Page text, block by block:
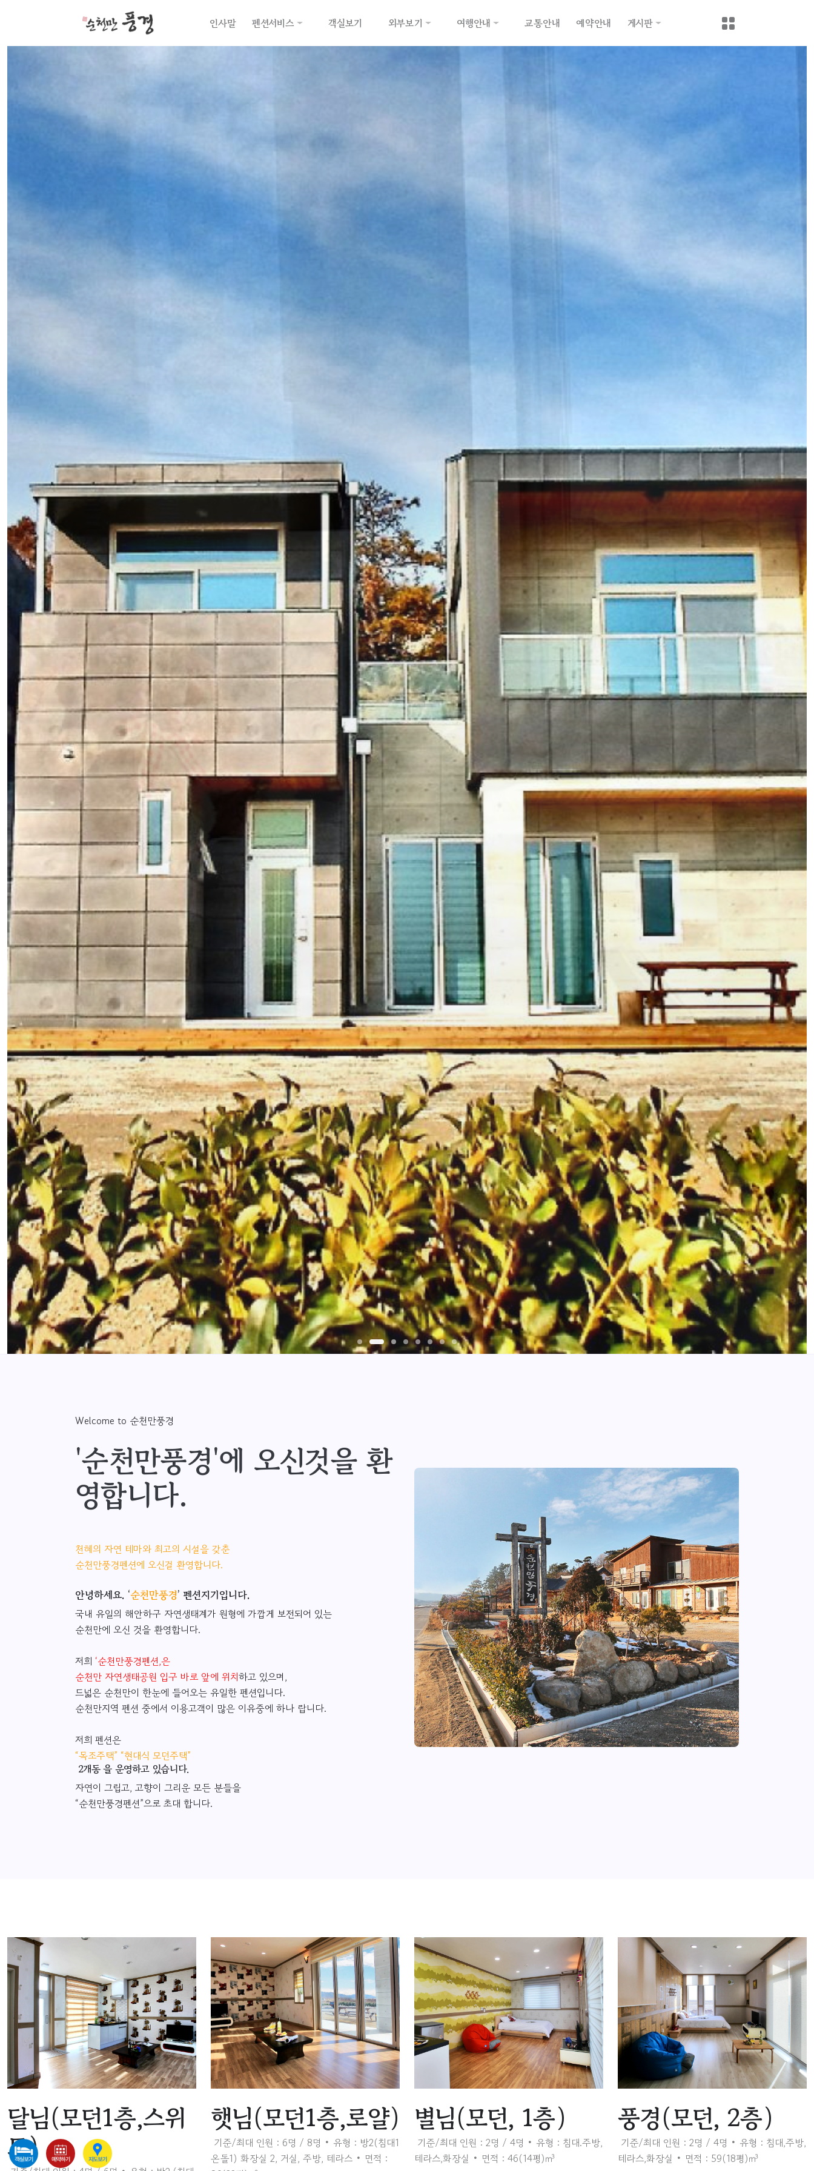
인사말 펜션서비스 객실보기 외부보기 여행안내 교통안내 예약안내 게시판
Welcome to 순천만풍경
'순천만풍경'에 오신것을 환
영합니다.
천혜의 자연 테마와 최고의 시설을 갖춘
순천만풍경펜션에 오신걸 환영합니다.
안녕하세요. ‘순천만풍경’ 펜션지기입니다.
국내 유일의 해안하구 자연생태계가 원형에 가깝게 보전되어 있는
순천만에 오신 것을 환영합니다.
저희 ‘순천만풍경펜션,은
순천만 자연생태공원 입구 바로 앞에 위치하고 있으며,
드넓은 순천만이 한눈에 들어오는 유일한 펜션입니다.
순천만지역 펜션 중에서 이용고객이 많은 이유중에 하나 랍니다.
저희 펜션은
“목조주택” “현대식 모던주택”
2개동 을 운영하고 있습니다.
자연이 그립고, 고향이 그리운 모든 분들을
“순천만풍경펜션”으로 초대 합니다.
달님(모던1층,스위
트)
햇님(모던1층,로얄)
기준/최대 인원 : 6명 / 8명
유형 : 방2(침대1
온돌1) 화장실 2, 거실, 주방, 테라스
면적 :
별님(모던, 1층)
기준/최대 인원 : 2명 / 4명
유형 : 침대.주방,
테라스,화장실
면적 : 46(14평)㎥
풍경(모던, 2층)
기준/최대 인원 : 2명 / 4명
유형 : 침대,주방,
테라스,화장실
면적 : 59(18평)㎥